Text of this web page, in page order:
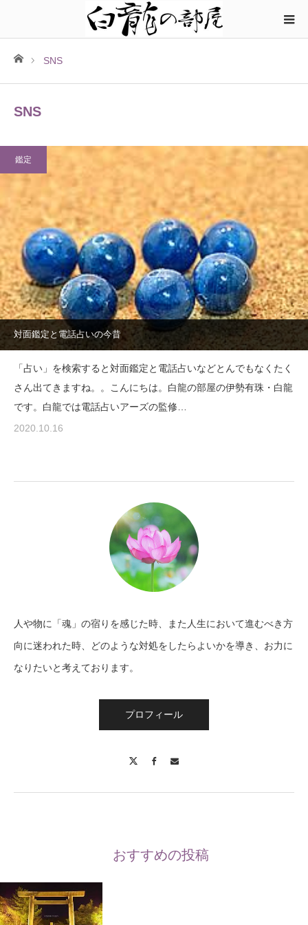
ホームSNS
SNS
鑑定
対面鑑定と電話占いの今昔
「占い」を検索すると対面鑑定と電話占いなどとんでもなくたく
さん出てきますね。。こんにちは。白龍の部屋の伊勢有珠・白龍
です。白龍では電話占いアーズの監修…
2020.10.16
人や物に「魂」の宿りを感じた時、また人生において進むべき方
向に迷われた時、どのような対処をしたらよいかを導き、お力に
なりたいと考えております。
プロフィール
おすすめの投稿